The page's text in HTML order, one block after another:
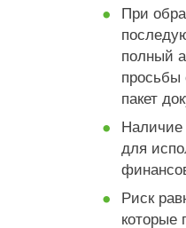
При
полный
просьбы
пакет
Наличие
для
Риск
которые